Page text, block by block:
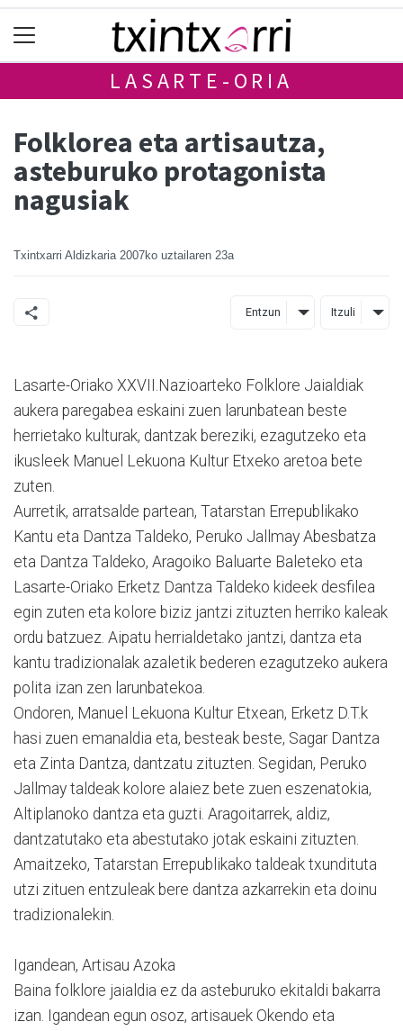
LASARTE-ORIA
Folklorea eta artisautza,
asteburuko protagonista
nagusiak
Txintxarri Aldizkaria 2007ko uztailaren 23a
Entzun Itzuli
Lasarte-Oriako XXVII.Nazioarteko Folklore Jaialdiak
aukera paregabea eskaini zuen larunbatean beste
herrietako kulturak, dantzak bereziki, ezagutzeko eta
ikusleek Manuel Lekuona Kultur Etxeko aretoa bete
zuten.
Aurretik, arratsalde partean, Tatarstan Errepublikako
Kantu eta Dantza Taldeko, Peruko Jallmay Abesbatza
eta Dantza Taldeko, Aragoiko Baluarte Baleteko eta
Lasarte-Oriako Erketz Dantza Taldeko kideek desfilea
egin zuten eta kolore biziz jantzi zituzten herriko kaleak
ordu batzuez. Aipatu herrialdetako jantzi, dantza eta
kantu tradizionalak azaletik bederen ezagutzeko aukera
polita izan zen larunbatekoa.
Ondoren, Manuel Lekuona Kultur Etxean, Erketz D.T.k
hasi zuen emanaldia eta, besteak beste, Sagar Dantza
eta Zinta Dantza, dantzatu zituzten. Segidan, Peruko
Jallmay taldeak kolore alaiez bete zuen eszenatokia,
Altiplanoko dantza eta guzti. Aragoitarrek, aldiz,
dantzatutako eta abestutako jotak eskaini zituzten.
Amaitzeko, Tatarstan Errepublikako taldeak txundituta
utzi zituen entzuleak bere dantza azkarrekin eta doinu
tradizionalekin.
Igandean, Artisau Azoka
Baina folklore jaialdia ez da asteburuko ekitaldi bakarra
izan. Igandean egun osoz, artisauek Okendo eta